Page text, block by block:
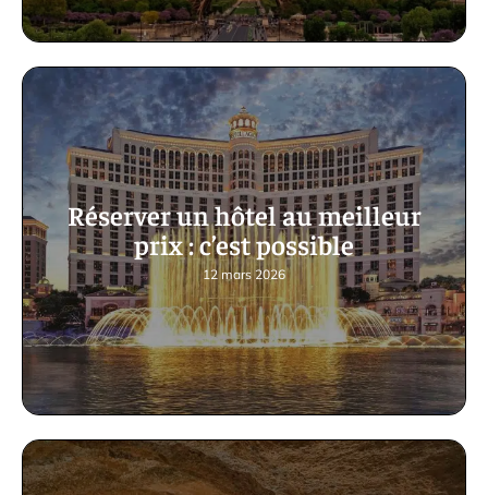
Réserver un hôtel au meilleur
prix : c’est possible
12 mars 2026